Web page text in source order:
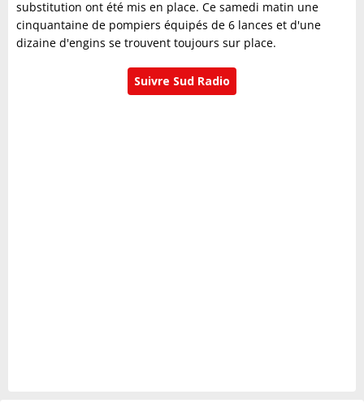
substitution ont été mis en place. Ce samedi matin une
cinquantaine de pompiers équipés de 6 lances et d'une
dizaine d'engins se trouvent toujours sur place.
Suivre Sud Radio